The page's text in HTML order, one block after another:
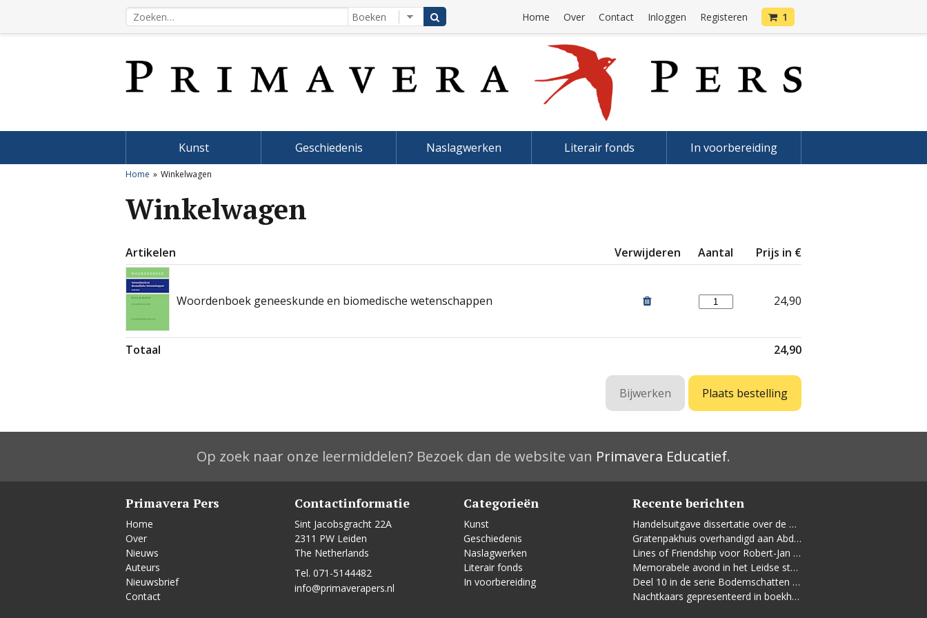
Home Over Contact Inloggen Registeren 1
Kunst Geschiedenis Naslagwerken Literair fonds In voorbereiding
Home Winkelwagen
Winkelwagen
Artikelen Verwijderen Aantal Prijs in €
Woordenboek geneeskunde en biomedische wetenschappen 24,90
Totaal 24,90
Op zoek naar onze leermiddelen? Bezoek dan de website van Primavera Educatief.
Primavera Pers
Home
Over
Nieuws
Auteurs
Nieuwsbrief
Contact
Contactinformatie
Sint Jacobsgracht 22A
2311 PW Leiden
The Netherlands
Tel. 071-5144482
info@primaverapers.nl
Categorieën
Kunst
Geschiedenis
Naslagwerken
Literair fonds
In voorbereiding
Recente berichten
Handelsuitgave dissertatie over de Leidse vrouwenbeweging
Gratenpakhuis overhandigd aan Abdelhaq Jermoumi
Lines of Friendship voor Robert-Jan te Rijdt
Memorabele avond in het Leidse stadhuis
Deel 10 in de serie Bodemschatten en Bouwgeheimen verschenen
Nachtkaars gepresenteerd in boekhandel De Kler